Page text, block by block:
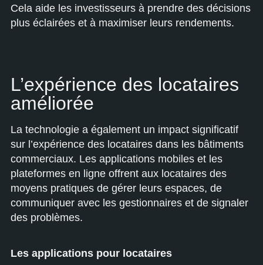
Cela aide les investisseurs à prendre des décisions
plus éclairées et à maximiser leurs rendements.
L’expérience des locataires
améliorée
La technologie a également un impact significatif
sur l’expérience des locataires dans les bâtiments
commerciaux. Les applications mobiles et les
plateformes en ligne offrent aux locataires des
moyens pratiques de gérer leurs espaces, de
communiquer avec les gestionnaires et de signaler
des problèmes.
Les applications pour locataires